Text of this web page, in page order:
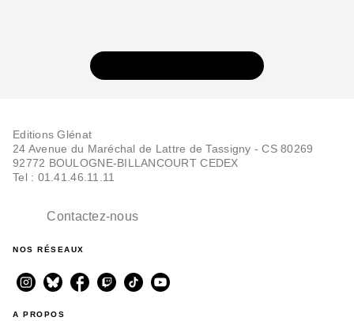
Editions Glénat
24 Avenue du Maréchal de Lattre de Tassigny - CS 80269
92772 BOULOGNE-BILLANCOURT CEDEX
Tel : 01.41.46.11.11
Contactez-nous
NOS RÉSEAUX
A PROPOS